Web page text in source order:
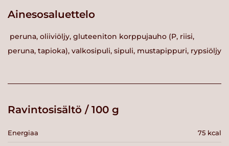
Ainesosaluettelo
peruna, oliiviöljy, gluteeniton korppujauho (P, riisi,
peruna, tapioka), valkosipuli, sipuli, mustapippuri, rypsiöljy
Ravintosisältö / 100 g
Energiaa 75 kcal